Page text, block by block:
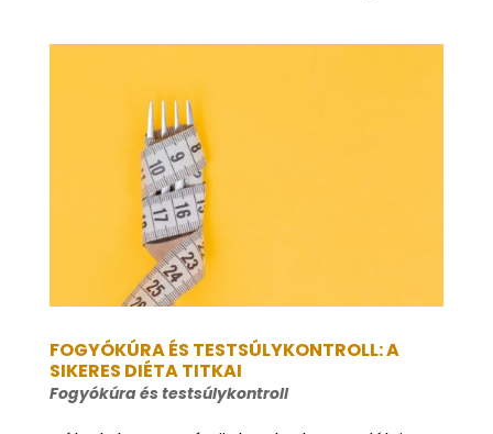
FOGYÓKÚRA ÉS TESTSÚLYKONTROLL: A
SIKERES DIÉTA TITKAI
Fogyókúra és testsúlykontroll